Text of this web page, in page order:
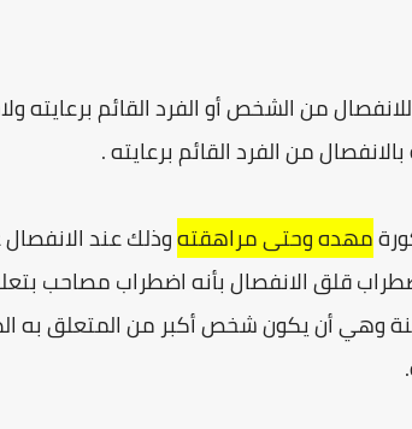
من الشخص أو الفرد القائم برعايته
من الفرد القائم برعايته .
مهده وحتى مراهقتهوذلك عند
قلق الانفصال بأنه اضطراب مصاحب
وهي أن يكون شخص أكبر من المتعلق به